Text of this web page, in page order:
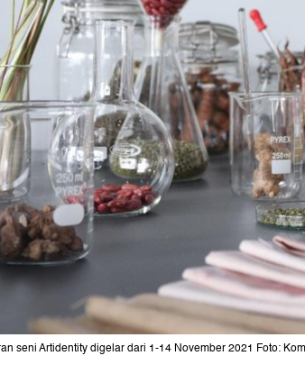
seni Artidentity digelar dari 1-14 November 2021 Foto: